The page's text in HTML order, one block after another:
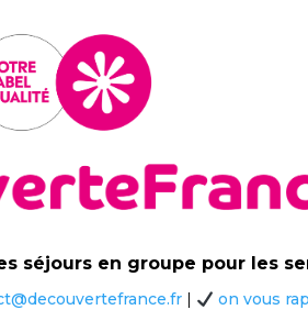
séjours en groupe pour les
| on vous